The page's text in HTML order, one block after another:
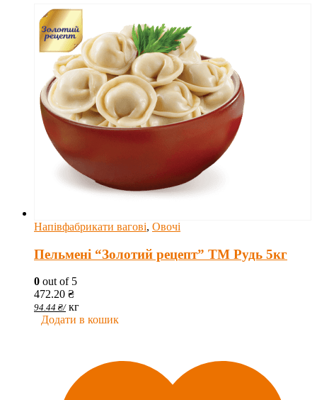
Напівфабрикати вагові, Овочі
Пельмені “Золотий рецепт” ТМ Рудь 5кг
0 out of 5
472.20 ₴
94.44 ₴/ кг
Додати в кошик